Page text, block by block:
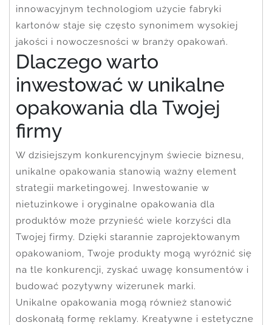
innowacyjnym technologiom użycie fabryki
kartonów staje się często synonimem wysokiej
jakości i nowoczesności w branży opakowań.
Dlaczego warto
inwestować w unikalne
opakowania dla Twojej
firmy
W dzisiejszym konkurencyjnym świecie biznesu,
unikalne opakowania stanowią ważny element
strategii marketingowej. Inwestowanie w
nietuzinkowe i oryginalne opakowania dla
produktów może przynieść wiele korzyści dla
Twojej firmy. Dzięki starannie zaprojektowanym
opakowaniom, Twoje produkty mogą wyróżnić się
na tle konkurencji, zyskać uwagę konsumentów i
budować pozytywny wizerunek marki.
Unikalne opakowania mogą również stanowić
doskonałą formę reklamy. Kreatywne i estetyczne